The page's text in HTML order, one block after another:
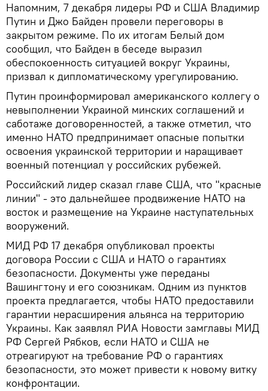
Напомним, 7 декабря лидеры РФ и США Владимир
Путин и Джо Байден провели переговоры в
закрытом режиме. По их итогам Белый дом
сообщил, что Байден в беседе выразил
обеспокоенность ситуацией вокруг Украины,
призвал к дипломатическому урегулированию.
Путин проинформировал американского коллегу о
невыполнении Украиной минских соглашений и
саботаже договоренностей, а также отметил, что
именно НАТО предпринимает опасные попытки
освоения украинской территории и наращивает
военный потенциал у российских рубежей.
Российский лидер сказал главе США, что "красные
линии" - это дальнейшее продвижение НАТО на
восток и размещение на Украине наступательных
вооружений.
МИД РФ 17 декабря опубликовал проекты
договора России с США и НАТО о гарантиях
безопасности. Документы уже переданы
Вашингтону и его союзникам. Одним из пунктов
проекта предлагается, чтобы НАТО предоставили
гарантии нерасширения альянса на территорию
Украины. Как заявлял РИА Новости замглавы МИД
РФ Сергей Рябков, если НАТО и США не
отреагируют на требование РФ о гарантиях
безопасности, это может привести к новому витку
конфронтации.